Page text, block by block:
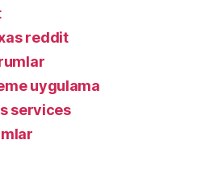
reddit
uygulama
services